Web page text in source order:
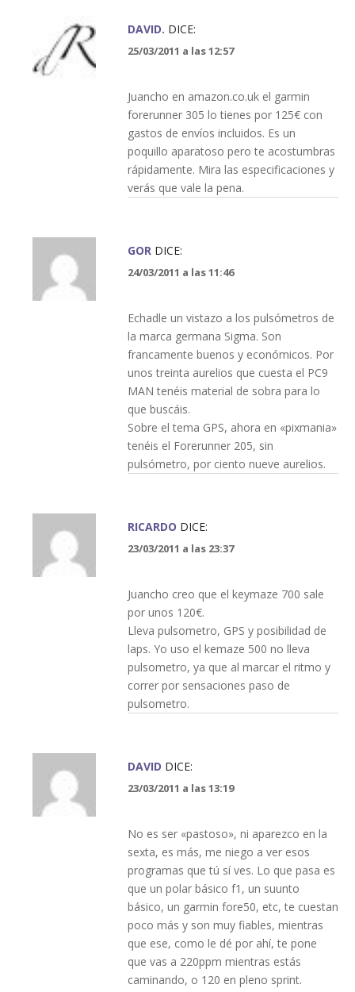
DAVID. DICE:
25/03/2011 a las 12:57
Juancho en amazon.co.uk el garmin
forerunner 305 lo tienes por 125€ con
gastos de envíos incluidos. Es un
poquillo aparatoso pero te acostumbras
rápidamente. Mira las especificaciones y
verás que vale la pena.
GOR DICE:
24/03/2011 a las 11:46
Echadle un vistazo a los pulsómetros de
la marca germana Sigma. Son
francamente buenos y económicos. Por
unos treinta aurelios que cuesta el PC9
MAN tenéis material de sobra para lo
que buscáis.
Sobre el tema GPS, ahora en «pixmania»
tenéis el Forerunner 205, sin
pulsómetro, por ciento nueve aurelios.
RICARDO DICE:
23/03/2011 a las 23:37
Juancho creo que el keymaze 700 sale
por unos 120€.
Lleva pulsometro, GPS y posibilidad de
laps. Yo uso el kemaze 500 no lleva
pulsometro, ya que al marcar el ritmo y
correr por sensaciones paso de
pulsometro.
DAVID DICE:
23/03/2011 a las 13:19
No es ser «pastoso», ni aparezco en la
sexta, es más, me niego a ver esos
programas que tú sí ves. Lo que pasa es
que un polar básico f1, un suunto
básico, un garmin fore50, etc, te cuestan
poco más y son muy fiables, mientras
que ese, como le dé por ahí, te pone
que vas a 220ppm mientras estás
caminando, o 120 en pleno sprint.